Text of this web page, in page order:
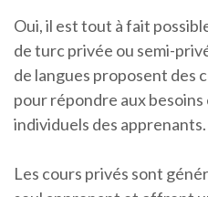
Oui, il est tout à fait
de turc privée ou semi-
de langues proposent des
pour répondre aux
individuels des apprenants.
Les cours privés sont